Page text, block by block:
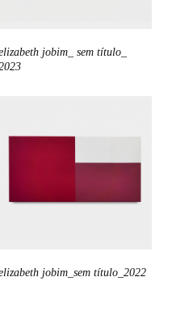
jobim_ sem título_
jobim_sem título_2022